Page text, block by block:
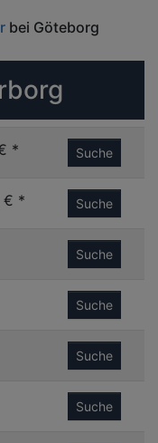
bei Göteborg
* Suche
€ * Suche
Suche
Suche
Suche
Suche